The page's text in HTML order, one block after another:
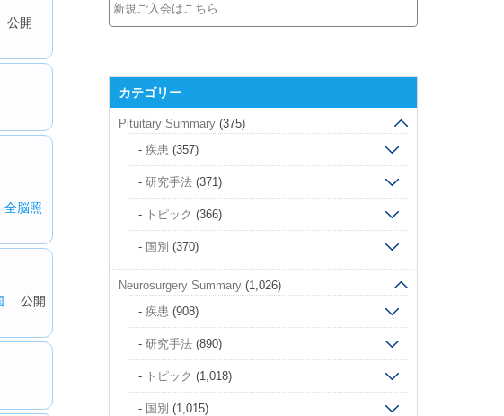
開
全脳照
公開
新規ご入会はこちら
カテゴリー
Pituitary Summary(375)
疾患 (357)
研究手法(371)
トピック (366)
国別 (370)
Neurosurgery Summary(1,026)
疾患 (908)
研究手法(890)
トピック (1,018)
国別 (1,015)